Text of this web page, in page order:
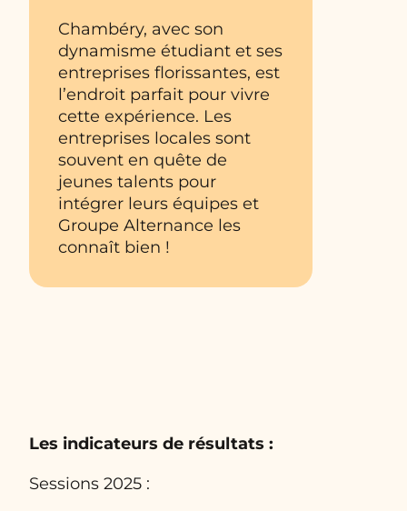
Chambéry, avec son
dynamisme étudiant et ses
entreprises florissantes, est
l’endroit parfait pour vivre
cette expérience. Les
entreprises locales sont
souvent en quête de
jeunes talents pour
intégrer leurs équipes et
Groupe Alternance les
connaît bien !
Les indicateurs de résultats :
Sessions 2025 :